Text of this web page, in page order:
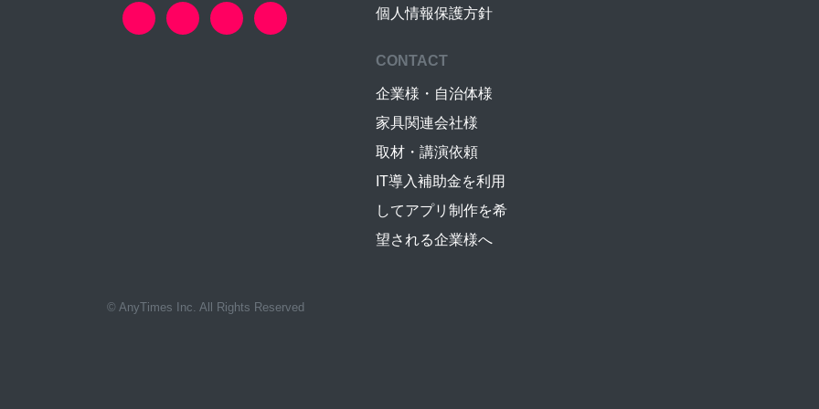
個人情報保護方針
CONTACT
企業様・自治体様
家具関連会社様
取材・講演依頼
IT導入補助金を利用
してアプリ制作を希
望される企業様へ
© AnyTimes Inc. All Rights Reserved